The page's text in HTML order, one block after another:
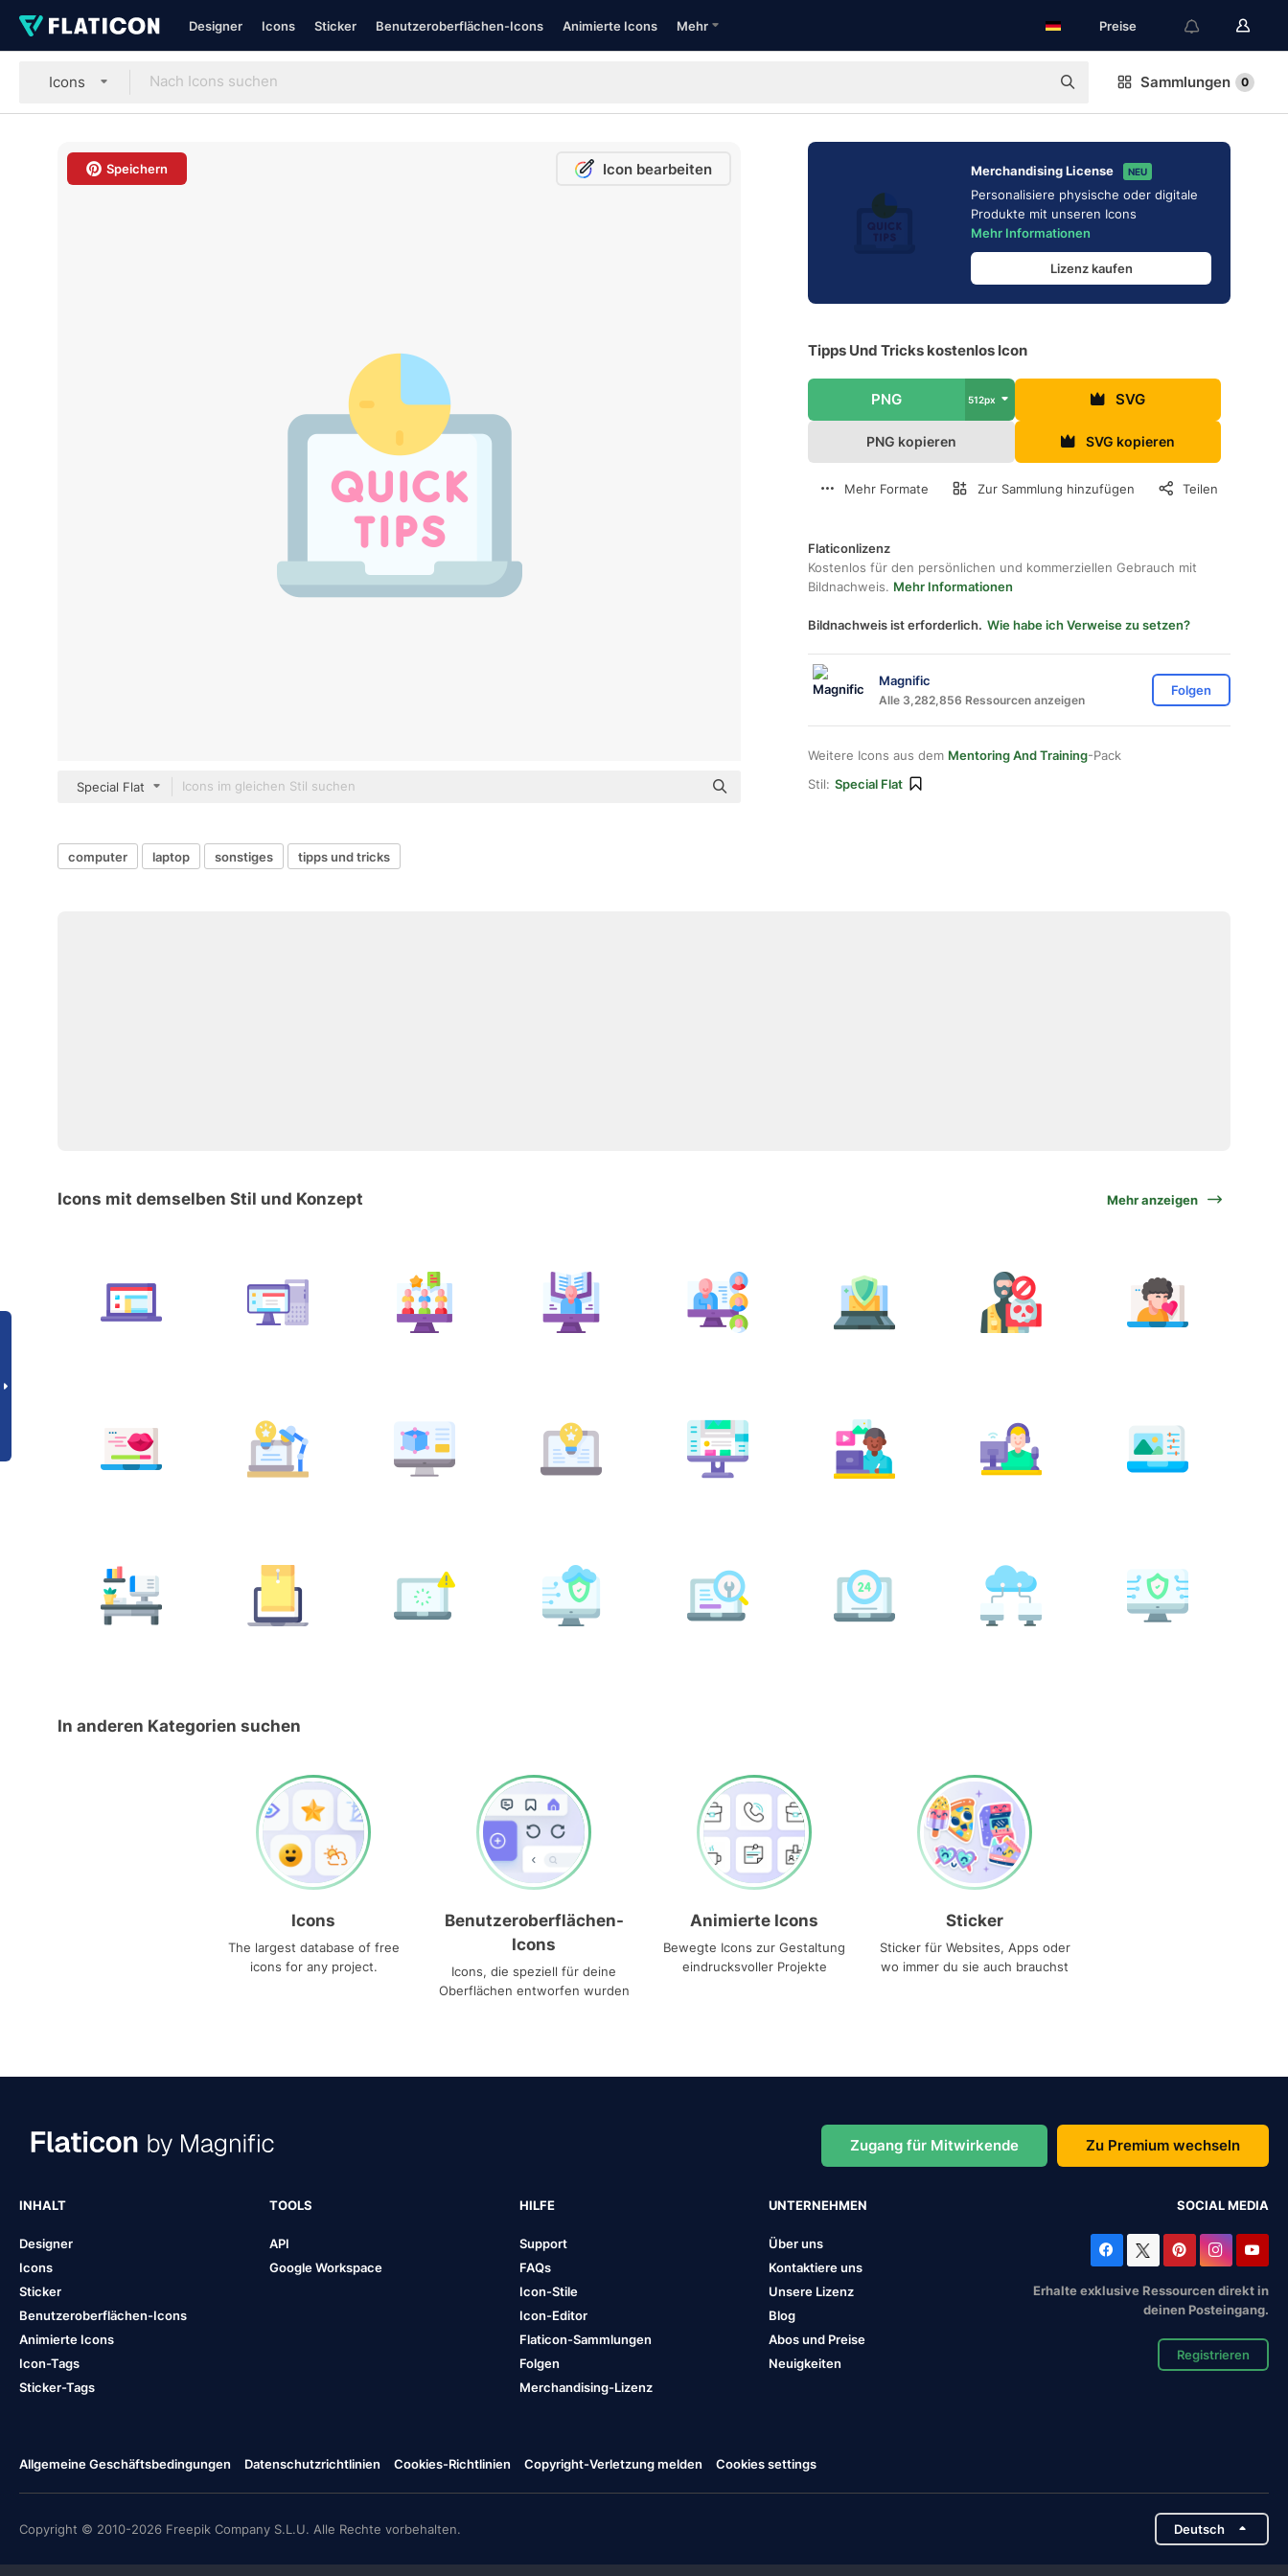
Designer Icons Sticker Benutzeroberflächen-Icons Animierte Icons Mehr Preise
Icons Sammlungen 0
Speichern Icon bearbeiten
Special Flat
Merchandising License NEU
Personalisiere physische oder digitale
Produkte mit unseren Icons
Mehr Informationen
Lizenz kaufen
Tipps Und Tricks kostenlos Icon
PNG 512px SVG
PNG kopieren SVG kopieren
Mehr Formate Zur Sammlung hinzufügen Teilen
Flaticonlizenz
Kostenlos für den persönlichen und kommerziellen Gebrauch mit
Bildnachweis. Mehr Informationen
Bildnachweis ist erforderlich. Wie habe ich Verweise zu setzen?
Magnific
Alle 3,282,856 Ressourcen anzeigen
Folgen
Weitere Icons aus dem Mentoring And Training-Pack
Stil: Special Flat
computer laptop sonstiges tipps und tricks
Icons mit demselben Stil und Konzept Mehr anzeigen
In anderen Kategorien suchen
Icons
The largest database of free
icons for any project.
Benutzeroberflächen-
Icons
Icons, die speziell für deine
Oberflächen entworfen wurden
Animierte Icons
Bewegte Icons zur Gestaltung
eindrucksvoller Projekte
Sticker
Sticker für Websites, Apps oder
wo immer du sie auch brauchst
Zugang für Mitwirkende Zu Premium wechseln
INHALT
Designer
Icons
Sticker
Benutzeroberflächen-Icons
Animierte Icons
Icon-Tags
Sticker-Tags
TOOLS
API
Google Workspace
HILFE
Support
FAQs
Icon-Stile
Icon-Editor
Flaticon-Sammlungen
Folgen
Merchandising-Lizenz
UNTERNEHMEN
Über uns
Kontaktiere uns
Unsere Lizenz
Blog
Abos und Preise
Neuigkeiten
SOCIAL MEDIA
Erhalte exklusive Ressourcen direkt in
deinen Posteingang.
Registrieren
Allgemeine Geschäftsbedingungen Datenschutzrichtlinien Cookies-Richtlinien Copyright-Verletzung melden Cookies settings
Copyright © 2010-2026 Freepik Company S.L.U. Alle Rechte vorbehalten. Deutsch